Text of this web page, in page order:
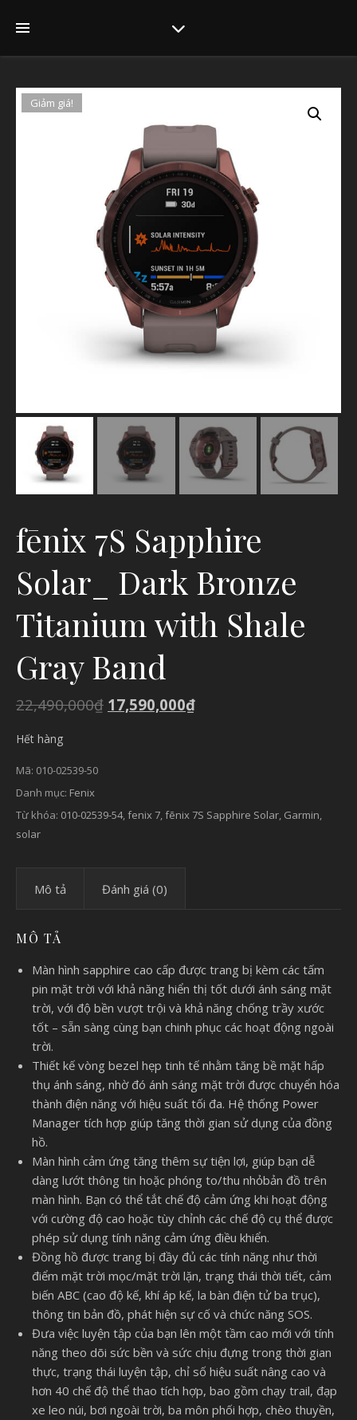
Giảm giá!
fēnix 7S Sapphire
Solar_ Dark Bronze
Titanium with Shale
Gray Band
22,490,000₫ 17,590,000₫
Hết hàng
Mã: 010-02539-50
Danh mục: Fenix
Từ khóa: 010-02539-54,fenix 7,fēnix 7S Sapphire Solar, Garmin,
solar
Mô tả Đánh giá (0)
MÔ TẢ
Màn hình sapphire cao cấp được trang bị kèm các tấm
pin mặt trời với khả năng hiển thị tốt dưới ánh sáng mặt
trời, với độ bền vượt trội và khả năng chống trầy xước
tốt – sẵn sàng cùng bạn chinh phục các hoạt động ngoài
trời.
Thiết kế vòng bezel hẹp tinh tế nhằm tăng bề mặt hấp
thụ ánh sáng, nhờ đó ánh sáng mặt trời được chuyển hóa
thành điện năng với hiệu suất tối đa. Hệ thống Power
Manager tích hợp giúp tăng thời gian sử dụng của đồng
hồ.
Màn hình cảm ứng tăng thêm sự tiện lợi, giúp bạn dễ
dàng lướt thông tin hoặc phóng to/thu nhỏbản đồ trên
màn hình. Bạn có thể tắt chế độ cảm ứng khi hoạt động
với cường độ cao hoặc tùy chỉnh các chế độ cụ thể được
phép sử dụng tính năng cảm ứng điều khiển.
Đồng hồ được trang bị đầy đủ các tính năng như thời
điểm mặt trời mọc/mặt trời lặn, trạng thái thời tiết, cảm
biến ABC (cao độ kế, khí áp kế, la bàn điện tử ba trục),
thông tin bản đồ, phát hiện sự cố và chức năng SOS.
Đưa việc luyện tập của bạn lên một tầm cao mới với tính
năng theo dõi sức bền và sức chịu đựng trong thời gian
thực, trạng thái luyện tập, chỉ số hiệu suất nâng cao và
hơn 40 chế độ thể thao tích hợp, bao gồm chạy trail, đạp
xe leo núi, bơi ngoài trời, ba môn phối hợp, chèo thuyền,